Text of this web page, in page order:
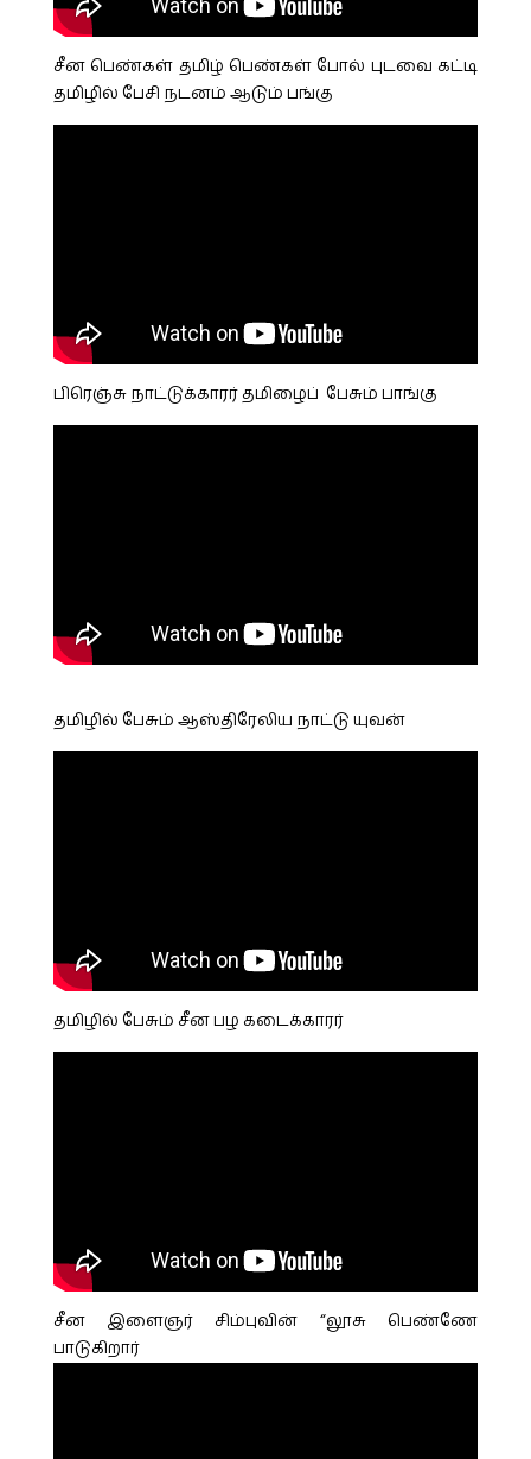
சீன பெண்கள் தமிழ் பெண்கள் போல் புடவை கட்டி
தமிழில் பேசி நடனம் ஆடும் பங்கு
பிரெஞ்சு நாட்டுக்காரர் தமிழைப் பேசும் பாங்கு
தமிழில் பேசும் ஆஸ்திரேலிய நாட்டு யுவன்
தமிழில் பேசும் சீன பழ கடைக்காரர்
சீன இளைஞர் சிம்புவின் “லூசு பெண்ணே
பாடுகிறார்